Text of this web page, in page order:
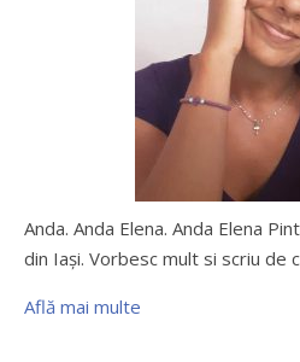
Anda. Anda Elena. Anda Elena
din Iaşi. Vorbesc mult si scriu de
Află mai multe